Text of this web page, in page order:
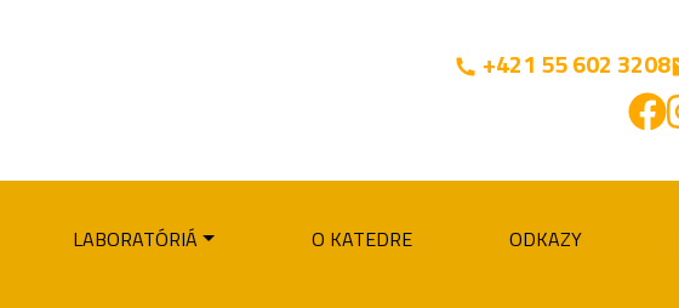
+421 55 602 3208
LABORATÓRIÁ O KATEDRE ODKAZY